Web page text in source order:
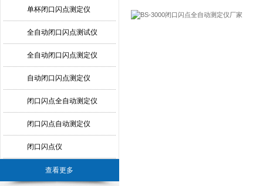
单杯闭口闪点测定仪
全自动闭口闪点测试仪
全自动闭口闪点测定仪
自动闭口闪点测定仪
闭口闪点全自动测定仪
闭口闪点自动测定仪
闭口闪点仪
查看更多